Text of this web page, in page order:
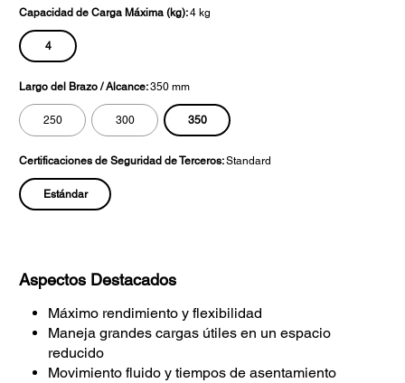
Capacidad de Carga Máxima (kg):4 kg
4
Largo del Brazo / Alcance:350 mm
250 300 350
Certificaciones de Seguridad de Terceros:Standard
Estándar
Aspectos Destacados
Máximo rendimiento y flexibilidad
Maneja grandes cargas útiles en un espacio
reducido
Movimiento fluido y tiempos de asentamiento